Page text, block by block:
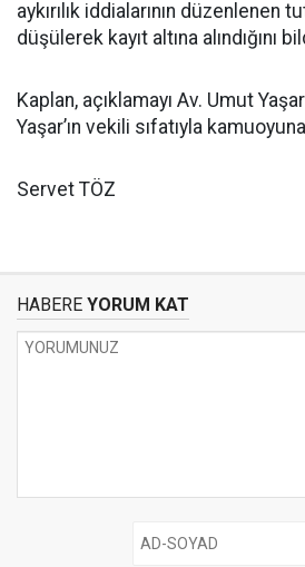
aykırılık iddialarının düzenlenen
düşülerek kayıt altına alındığını
Kaplan, açıklamayı Av. Umut
Yaşar’ın vekili sıfatıyla
Servet TÖZ
HABERE YORUM KAT